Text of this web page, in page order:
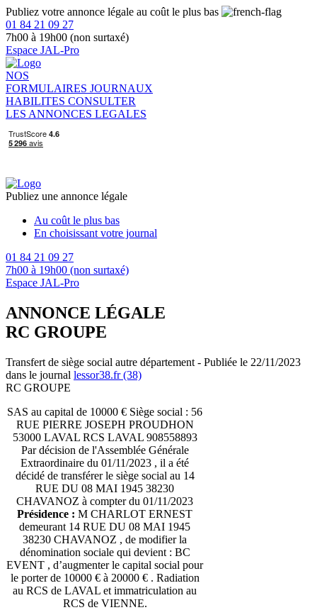
Publiez votre annonce légale au coût le plus bas
01 84 21 09 27
7h00 à 19h00 (non surtaxé)
Espace JAL-Pro
NOS
FORMULAIRES JOURNAUX
HABILITES CONSULTER
LES ANNONCES LEGALES
Publiez une annonce légale
Au coût le plus bas
En choisissant votre journal
01 84 21 09 27
7h00 à 19h00 (non surtaxé)
Espace JAL-Pro
ANNONCE LÉGALE
RC GROUPE
Transfert de siège social autre département - Publiée le 22/11/2023
dans le journal lessor38.fr (38)
RC GROUPE
SAS au capital de 10000 € Siège social : 56
RUE PIERRE JOSEPH PROUDHON
53000 LAVAL RCS LAVAL 908558893
Par décision de l'Assemblée Générale
Extraordinaire du 01/11/2023 , il a été
décidé de transférer le siège social au 14
RUE DU 08 MAI 1945 38230
CHAVANOZ à compter du 01/11/2023
Présidence : M CHARLOT ERNEST
demeurant 14 RUE DU 08 MAI 1945
38230 CHAVANOZ , de modifier la
dénomination sociale qui devient : BC
EVENT , d’augmenter le capital social pour
le porter de 10000 € à 20000 € . Radiation
au RCS de LAVAL et immatriculation au
RCS de VIENNE.